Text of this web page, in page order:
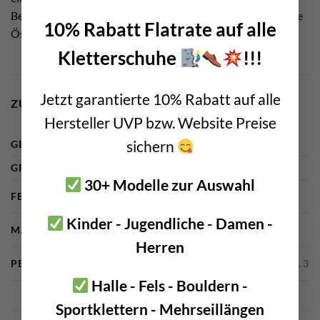
10% Rabatt Flatrate auf alle
Kletterschuhe
!!!
Jetzt garantierte 10% Rabatt auf alle
Hersteller UVP bzw. Website Preise
sichern
30+ Modelle zur Auswahl
Kinder - Jugendliche - Damen -
Herren
Halle - Fels - Bouldern -
Sportklettern - Mehrseillängen
Belastungsrichtung exakt nach unten aus. Und man hat eine
Öse zum Einhängen einer Schlinge beim Ausnageln.
ZUSÄTZLICHE INFORMATIONEN
GEWICHT
n. a.
GRÖSSE
FELSHAKEN STAHLTYP
MARKE Black Diamond
PECKER GRÖSSE Pecker Gr. 1, Pecker Gr. 2, Pecker Gr. 3